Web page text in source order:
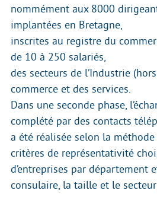
nommément aux 8000
implantées en Bretagne,
inscrites au registre du
de 10 à 250 salariés,
des secteurs de l’Industrie
commerce et des services.
Dans une seconde phase,
complété par des contacts
a été réalisée selon la
critères de représentativité
d’entreprises par département
consulaire, la taille et le